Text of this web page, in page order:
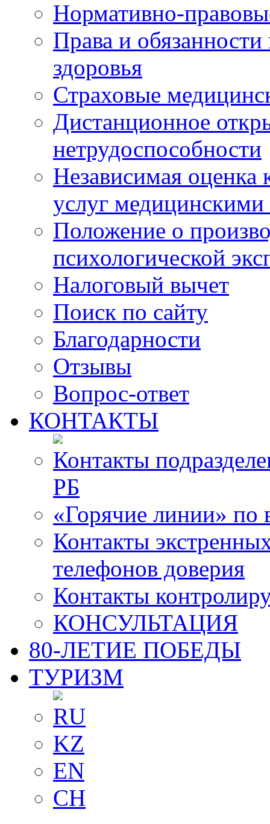
Нормативно-
Права и
здоровья
Страховые
Дистанционное
нетрудоспособности
Независимая оценка
услуг
Положение о
психологической
Налоговый вычет
Поиск по сайту
Благодарности
Отзывы
Вопрос-ответ
КОНТАКТЫ
Контакты
РБ
«Горячие линии» по
Контакты
телефонов доверия
Контакты
КОНСУЛЬТАЦИЯ
80-ЛЕТИЕ ПОБЕДЫ
ТУРИЗМ
RU
KZ
EN
CH